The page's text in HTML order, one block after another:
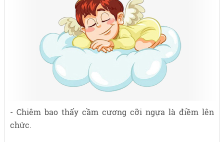
- Chiêm bao thấy cầm cương cỡi ngựa là điềm lên
chức.